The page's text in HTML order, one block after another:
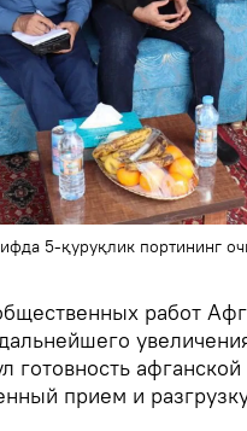
5-қуруқлик портининг
работ
готовность
прием и